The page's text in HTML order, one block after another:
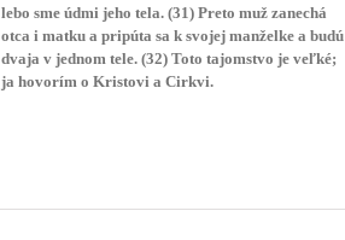
lebo sme údmi jeho tela. (31) Preto muž zanechá
otca i matku a pripúta sa k svojej manželke a budú
dvaja v jednom tele. (32) Toto tajomstvo je veľké;
ja hovorím o Kristovi a Cirkvi.